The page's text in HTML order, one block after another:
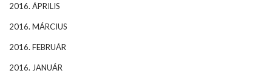
2016. ÁPRILIS
2016. MÁRCIUS
2016. FEBRUÁR
2016. JANUÁR